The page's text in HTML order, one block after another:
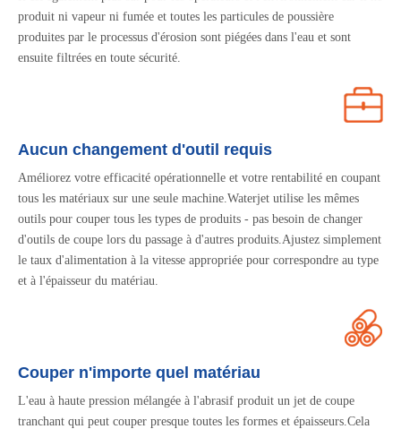
produit ni vapeur ni fumée et toutes les particules de poussière
produites par le processus d'érosion sont piégées dans l'eau et sont
ensuite filtrées en toute sécurité.
Aucun changement d'outil requis
Améliorez votre efficacité opérationnelle et votre rentabilité en coupant
tous les matériaux sur une seule machine.Waterjet utilise les mêmes
outils pour couper tous les types de produits - pas besoin de changer
d'outils de coupe lors du passage à d'autres produits.Ajustez simplement
le taux d'alimentation à la vitesse appropriée pour correspondre au type
et à l'épaisseur du matériau.
Couper n'importe quel matériau
L'eau à haute pression mélangée à l'abrasif produit un jet de coupe
tranchant qui peut couper presque toutes les formes et épaisseurs.Cela